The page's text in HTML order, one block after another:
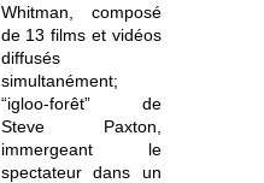
Whitman, composé
de 13 films et vidéos
diffusés
simultanément;
“igloo-forêt” de
Steve Paxton,
immergeant le
spectateur dans un